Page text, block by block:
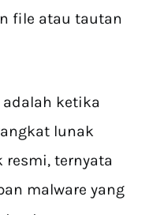
file atau tautan
ketika
lunak
ternyata
malware yang